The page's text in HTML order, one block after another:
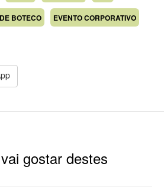
BOTECO EVENTO CORPORATIVO
gostar destes